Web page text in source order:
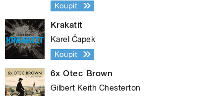
Koupit
Krakatit
Karel Čapek
Koupit
6x Otec Brown
Gilbert Keith Chesterton